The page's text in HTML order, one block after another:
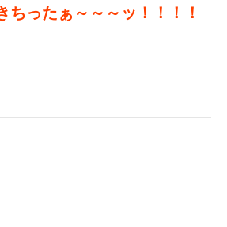
ちったぁ～～～ッ！！！！